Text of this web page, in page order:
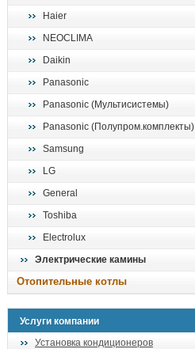
Haier
NEOCLIMA
Daikin
Panasonic
Panasonic (Мультисистемы)
Panasonic (Полупром.комплекты)
Samsung
LG
General
Toshiba
Electrolux
Электрические камины
Отопительные котлы
Услуги компании
Установка кондиционеров